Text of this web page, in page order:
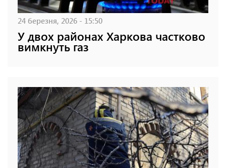
24 березня, 2026 - 15:50
У двох районах Харкова частково
вимкнуть газ